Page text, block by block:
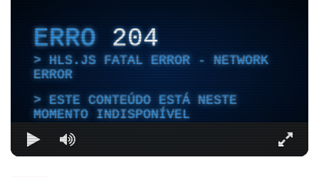
ERRO204
HLS.JS FATAL ERROR - NETWORK
ERROR
ESTE CONTEÚDO ESTÁ NESTE
MOMENTO INDISPONÍVEL